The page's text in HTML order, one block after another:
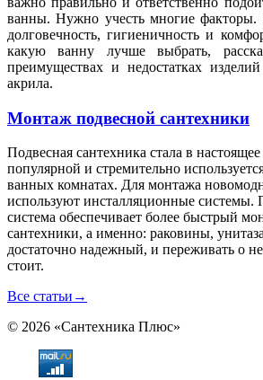
ванны. Нужно учесть многие факторы.
долговечность, гигиеничность и
какую ванну лучше выбрать,
преимуществах и недостатках
акрила.
Монтаж подвесной сантехники
Подвесная сантехника стала в
популярной и стремительно
ванных комнатах. Для монтажа
используют инсталляционные системы.
система обеспечивает более быстрый
сантехники, а именно: раковины,
достаточно надежный, и переживать о
стоит.
Все статьи →
© 2026 «Сантехника Плюс»